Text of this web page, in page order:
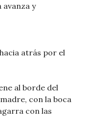
avanza y
atrás por el
al borde del
con la boca
con las